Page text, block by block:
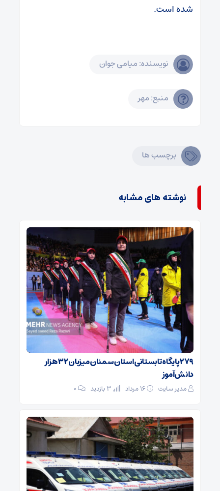
شده است.
نویسنده: میامی جوان
منبع: مهر
برچسب ها
نوشته های مشابه
۲۷۹ پایگاه تابستانی استان سمنان میزبان ۳۲ هزار
دانش‌آموز
مدیر سایت ۰